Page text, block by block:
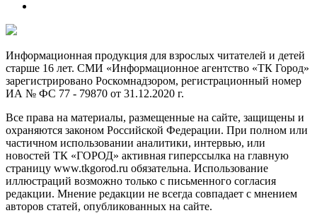
Информационная продукция для взрослых читателей и детей
старше 16 лет. СМИ «Информационное агентство «ТК Город»
зарегистрировано Роскомнадзором, регистрационный номер
ИА № ФС 77 - 79870 от 31.12.2020 г.
Все права на материалы, размещенные на сайте, защищены и
охраняются законом Российской Федерации. При полном или
частичном использовании аналитики, интервью, или
новостей ТК «ГОРОД» активная гиперссылка на главную
страницу www.tkgorod.ru обязательна. Использование
иллюстраций возможно только с письменного согласия
редакции. Мнение редакции не всегда совпадает с мнением
авторов статей, опубликованных на сайте.